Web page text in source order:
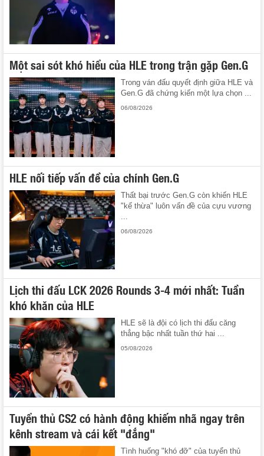
Một sai sót khó hiểu của HLE trong trận gặp Gen.G
Trong ván đấu quyết định giữa HLE và
Gen.G đã chứng kiến một lựa chọn ...
06/08/2026
HLE nối tiếp vấn đề của chính Gen.G
Thất bại trước Gen.G còn khiến HLE
"kế thừa" luôn vấn đề của cựu vương
06/08/2026
Lịch thi đấu LCK 2026 Rounds 3-4 mới nhất: Tuần
khó khăn của HLE
HLE sẽ là đội có lịch thi đấu căng
thẳng bậc nhất tuần thứ hai ...
05/08/2026
Tuyển thủ CS2 có hành động khiếm nhã ngay trên
kênh stream và cái kết "đắng"
Tình huống "khó đỡ" của tuyển thủ